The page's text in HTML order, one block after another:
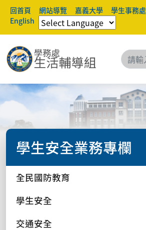
回首頁 網站導覽 嘉義大學 學生事務處
English
學生安全業務專欄
全民國防教育
學生安全
交通安全